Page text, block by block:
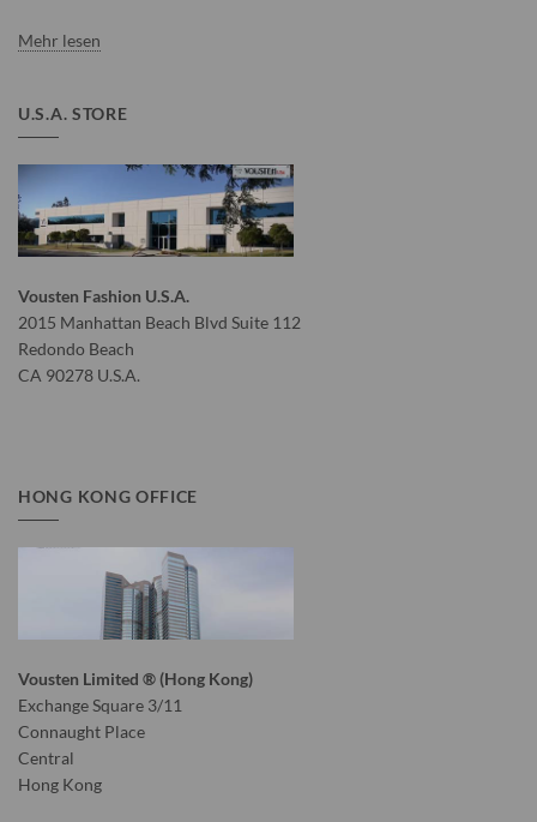
Mehr lesen
U.S.A. STORE
Vousten Fashion U.S.A.
2015 Manhattan Beach Blvd Suite 112
Redondo Beach
CA 90278 U.S.A.
HONG KONG OFFICE
Vousten Limited ® (Hong Kong)
Exchange Square 3/11
Connaught Place
Central
Hong Kong